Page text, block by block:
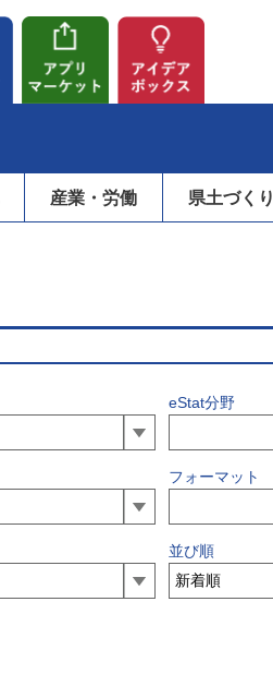
産業・労働 県土づくり
eStat分野
フォーマット
並び順